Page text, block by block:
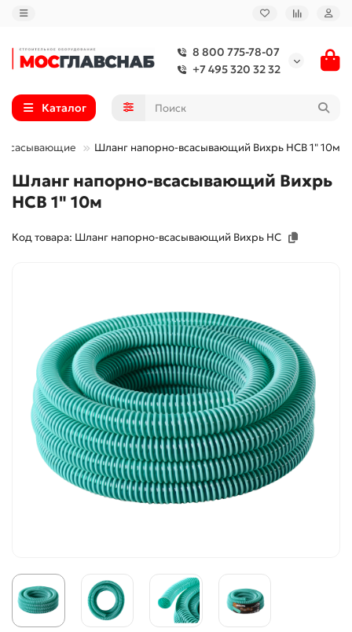
8 800 775-78-07
+7 495 320 32 32
Каталог
всасывающие Шланг напорно-всасывающий Вихрь НСВ 1" 10м
Шланг напорно-всасывающий Вихрь
НСВ 1" 10м
Код товара: Шланг напорно-всасывающий Вихрь НС